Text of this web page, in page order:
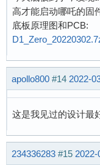
高才能启动哪吒的固
底板原理图和PCB:
apollo800 #14 2022-
这是我见过的设计最
234336283 #15 2022-